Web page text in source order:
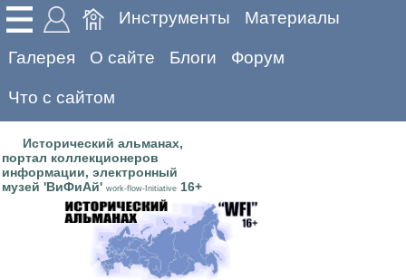
Инструменты Материалы
Галерея О сайте Блоги Форум
Что с сайтом
Исторический альманах,
портал коллекционеров
информации, электронный
музей 'ВиФиАй' work-flow-Initiative 16+